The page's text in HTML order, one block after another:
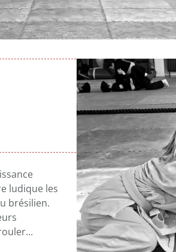
ludique les
brésilien.